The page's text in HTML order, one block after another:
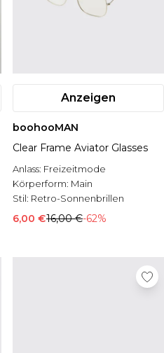
Anzeigen
boohooMAN
Clear Frame Aviator Glasses
Anlass: Freizeitmode
Körperform: Main
Stil: Retro-Sonnenbrillen
6,00 €16,00 €-62%